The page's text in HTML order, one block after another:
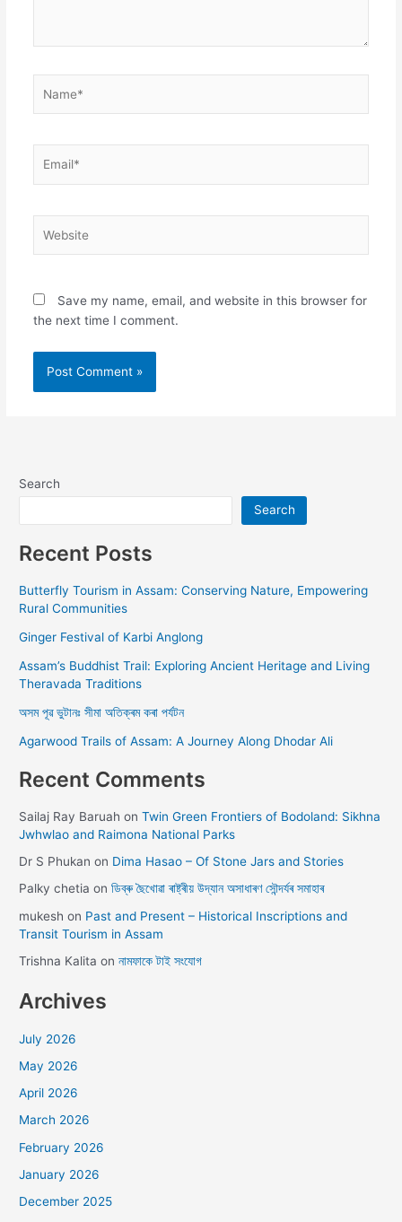
Save my name, email, and website in this browser for
the next time I comment.
Search
Search
Recent Posts
Butterfly Tourism in Assam: Conserving Nature, Empowering
Rural Communities
Ginger Festival of Karbi Anglong
Assam’s Buddhist Trail: Exploring Ancient Heritage and Living
Theravada Traditions
অসম পূৱ ভুটানঃ সীমা অতিক্ৰম কৰা পৰ্যটন
Agarwood Trails of Assam: A Journey Along Dhodar Ali
Recent Comments
Sailaj Ray Baruah onTwin Green Frontiers of Bodoland: Sikhna
Jwhwlao and Raimona National Parks
Dr S Phukan on Dima Hasao – Of Stone Jars and Stories
Palky chetia onডিব্ৰু ছৈখোৱা ৰাষ্ট্ৰীয় উদ্যান অসাধাৰণ সৌন্দৰ্যৰ সমাহাৰ
mukesh on Past and Present – Historical Inscriptions and
Transit Tourism in Assam
Trishna Kalita onনামফাকে টাই সংযোগ
Archives
July 2026
May 2026
April 2026
March 2026
February 2026
January 2026
December 2025